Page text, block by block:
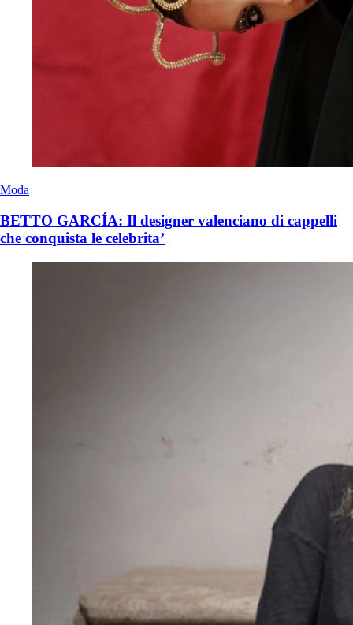
Moda
BETTO GARCÍA: Il designer valenciano di cappelli
che conquista le celebrita’